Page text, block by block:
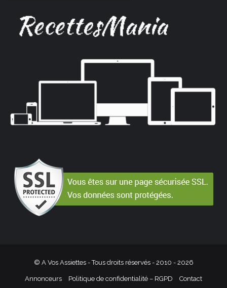
© A Vos Assiettes - Tous droits réservés - 2010 - 2026
Annonceurs Politique de confidentialité – RGPD Contact